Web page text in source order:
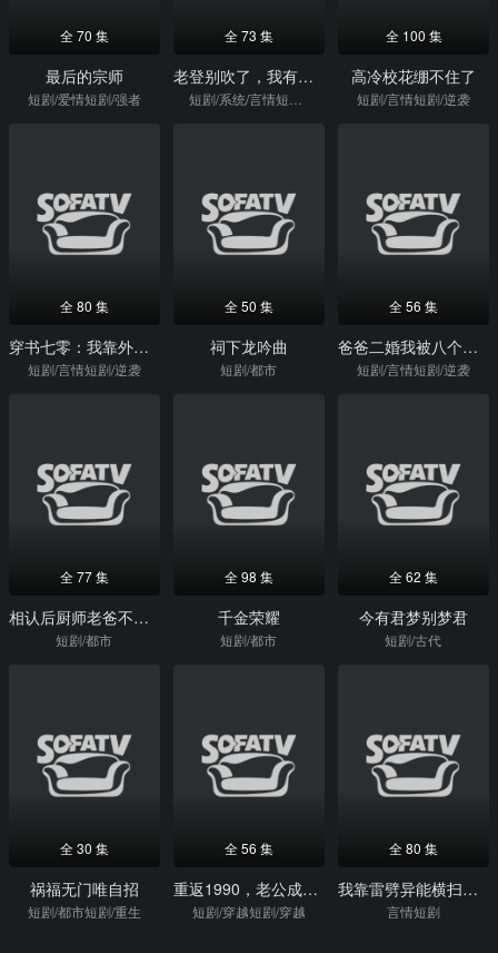
全 70 集
最后的宗师
短剧/爱情短剧/强者
全 73 集
老登别吹了，我有吹牛成真系统
全 100 集
高冷校花绷不住了
短剧/言情短剧/逆袭
全 80 集
穿书七零：我靠外语带飞全厂
短剧/言情短剧/逆袭
全 50 集
祠下龙吟曲
短剧/都市
全 56 集
爸爸二婚我被八个姐姐团宠了
短剧/言情短剧/逆袭
全 77 集
相认后厨师老爸不装了
短剧/都市
全 98 集
千金荣耀
短剧/都市
全 62 集
今有君梦别梦君
短剧/古代
全 30 集
祸福无门唯自招
短剧/都市短剧/重生
全 56 集
重返1990，老公成了死对头
短剧/穿越短剧/穿越
全 80 集
我靠雷劈异能横扫古玩界
言情短剧